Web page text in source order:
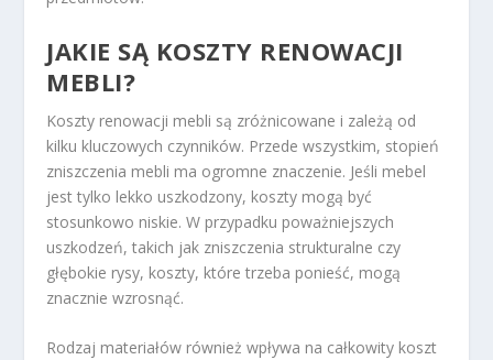
JAKIE SĄ KOSZTY RENOWACJI
MEBLI?
Koszty renowacji mebli są zróżnicowane i zależą od
kilku kluczowych czynników. Przede wszystkim, stopień
zniszczenia mebli ma ogromne znaczenie. Jeśli mebel
jest tylko lekko uszkodzony, koszty mogą być
stosunkowo niskie. W przypadku poważniejszych
uszkodzeń, takich jak zniszczenia strukturalne czy
głębokie rysy, koszty, które trzeba ponieść, mogą
znacznie wzrosnąć.
Rodzaj materiałów również wpływa na całkowity koszt